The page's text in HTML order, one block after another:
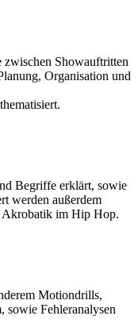
Showauftritten
Organisation und
Begriffe erklärt, sowie
werden außerdem
Akrobatik im Hip Hop.
Motiondrills,
sowie Fehleranalysen